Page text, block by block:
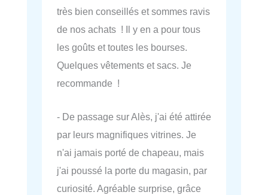
très bien conseillés et sommes ravis
de nos achats ! Il y en a pour tous
les goûts et toutes les bourses.
Quelques vêtements et sacs. Je
recommande !
- De passage sur Alès, j'ai été attirée
par leurs magnifiques vitrines. Je
n'ai jamais porté de chapeau, mais
j'ai poussé la porte du magasin, par
curiosité. Agréable surprise, grâce